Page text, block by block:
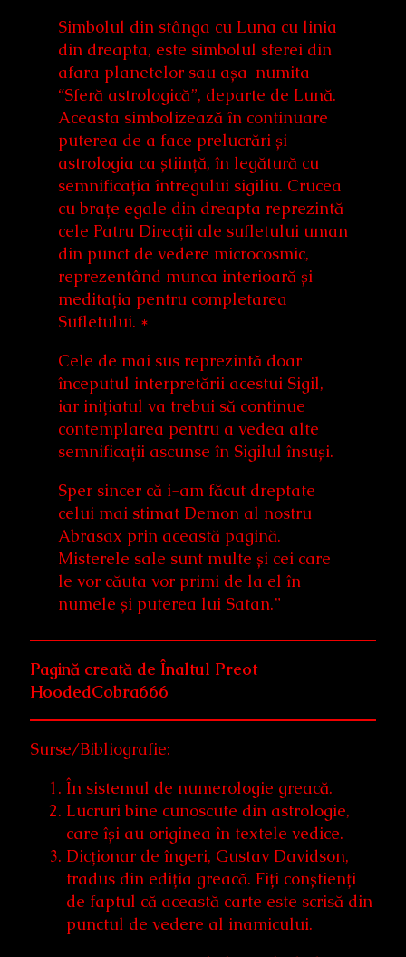
Simbolul din stânga cu Luna cu linia
din dreapta, este simbolul sferei din
afara planetelor sau așa-numita
“Sferă astrologică”, departe de Lună.
Aceasta simbolizează în continuare
puterea de a face prelucrări și
astrologia ca știință, în legătură cu
semnificația întregului sigiliu. Crucea
cu brațe egale din dreapta reprezintă
cele Patru Direcții ale sufletului uman
din punct de vedere microcosmic,
reprezentând munca interioară și
meditația pentru completarea
Sufletului. *
Cele de mai sus reprezintă doar
începutul interpretării acestui Sigil,
iar inițiatul va trebui să continue
contemplarea pentru a vedea alte
semnificații ascunse în Sigilul însuși.
Sper sincer că i-am făcut dreptate
celui mai stimat Demon al nostru
Abrasax prin această pagină.
Misterele sale sunt multe și cei care
le vor căuta vor primi de la el în
numele și puterea lui Satan.”
Pagină creată de Înaltul Preot
HoodedCobra666
Surse/Bibliografie:
În sistemul de numerologie greacă.
Lucruri bine cunoscute din astrologie,
care își au originea în textele vedice.
Dicționar de îngeri, Gustav Davidson,
tradus din ediția greacă. Fiți conștienți
de faptul că această carte este scrisă din
punctul de vedere al inamicului.